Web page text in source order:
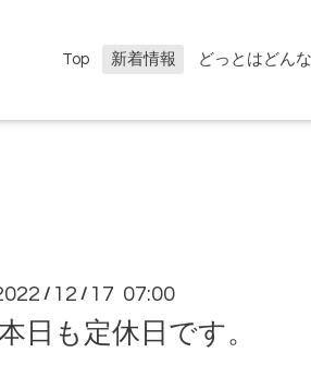
Top 新着情報 どっとはどん
/ 12 / 17 07:00
日も定休日です。